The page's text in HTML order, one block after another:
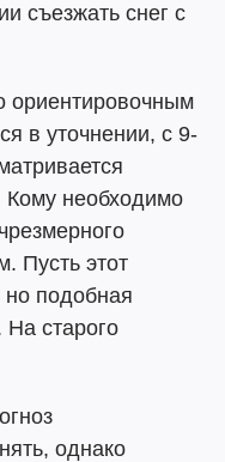
съезжать снег с
ориентировочным
в уточнении, с 9-
Кому необходимо
Пусть этот
но подобная
На старого
однако